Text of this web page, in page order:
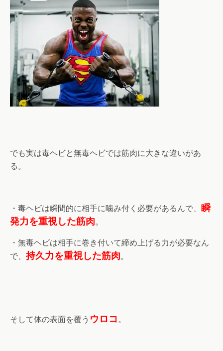
でも実は毒ヘビと無毒ヘビでは筋肉に大きな違いがあ
る。
・毒ヘビは瞬間的に相手に噛み付く必要があるんで、 瞬
発力を重視した筋肉。
・無毒ヘビは相手に巻き付いて締め上げる力が必要なん
で、 持久力を重視した筋肉。
そして体の表面を覆う ウロコ 。